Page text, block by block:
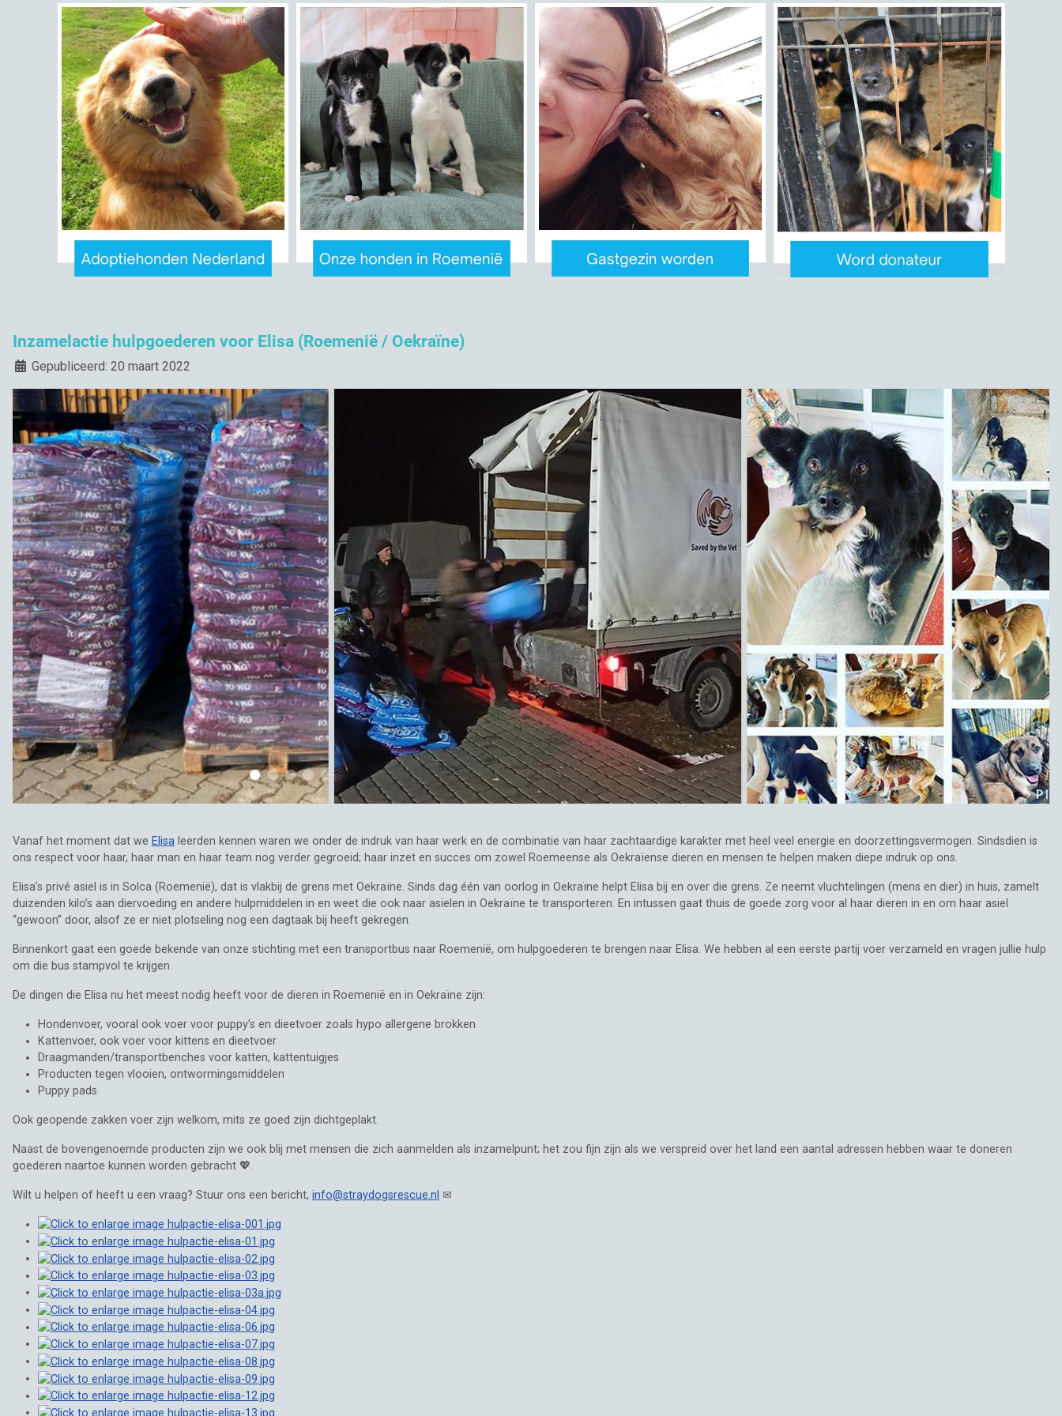
Inzamelactie hulpgoederen voor Elisa (Roemenië / Oekraïne)
DetailsGepubliceerd: 20 maart 2022
Vanaf het moment dat we Elisa leerden kennen waren we onder de indruk van haar werk en de combinatie van haar zachtaardige karakter met heel veel energie en doorzettingsvermogen. Sindsdien is
ons respect voor haar, haar man en haar team nog verder gegroeid; haar inzet en succes om zowel Roemeense als Oekraïense dieren en mensen te helpen maken diepe indruk op ons.
Elisa’s privé asiel is in Solca (Roemenië), dat is vlakbij de grens met Oekraïne. Sinds dag één van oorlog in Oekraïne helpt Elisa bij en over die grens. Ze neemt vluchtelingen (mens en dier) in huis, zamelt
duizenden kilo’s aan diervoeding en andere hulpmiddelen in en weet die ook naar asielen in Oekraïne te transporteren. En intussen gaat thuis de goede zorg voor al haar dieren in en om haar asiel
“gewoon” door, alsof ze er niet plotseling nog een dagtaak bij heeft gekregen.
Binnenkort gaat een goede bekende van onze stichting met een transportbus naar Roemenië, om hulpgoederen te brengen naar Elisa. We hebben al een eerste partij voer verzameld en vragen jullie hulp
om die bus stampvol te krijgen.
De dingen die Elisa nu het meest nodig heeft voor de dieren in Roemenië en in Oekraïne zijn:
Hondenvoer, vooral ook voer voor puppy’s en dieetvoer zoals hypo allergene brokken
Kattenvoer, ook voer voor kittens en dieetvoer
Draagmanden/transportbenches voor katten, kattentuigjes
Producten tegen vlooien, ontwormingsmiddelen
Puppy pads
Ook geopende zakken voer zijn welkom, mits ze goed zijn dichtgeplakt.
Naast de bovengenoemde producten zijn we ook blij met mensen die zich aanmelden als inzamelpunt; het zou fijn zijn als we verspreid over het land een aantal adressen hebben waar te doneren
goederen naartoe kunnen worden gebracht 💖.
Wilt u helpen of heeft u een vraag? Stuur ons een bericht, info@straydogsrescue.nl ✉